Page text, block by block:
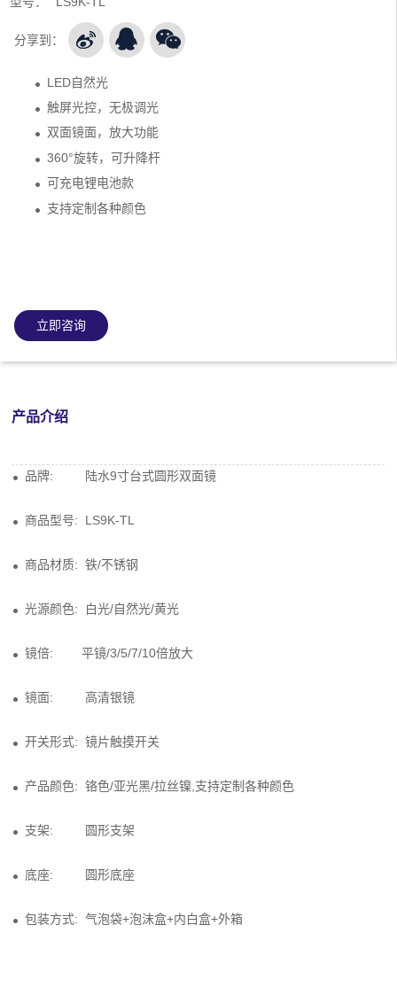
分享到：
LED自然光
触屏光控，无极调光
双面镜面， 放大功能
360°旋转，可升降杆
可充电锂电池款
支持定制各种颜色
立即咨询
产品介绍
品牌: 陆水9寸台式圆形双面镜
商品型号: LS9K-TL
商品材质: 铁/不锈钢
光源颜色: 白光/自然光/黄光
镜倍: 平镜/3/5/7/10倍放大
镜面: 高清银镜
开关形式: 镜片触摸开关
产品颜色: 铬色/亚光黑/拉丝镍,支持定制各种颜色
支架: 圆形支架
底座: 圆形底座
包装方式: 气泡袋+泡沫盒+内白盒+外箱